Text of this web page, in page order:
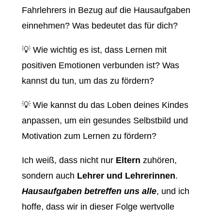
Fahrlehrers in Bezug auf die Hausaufgaben
einnehmen? Was bedeutet das für dich?
💡 Wie wichtig es ist, dass Lernen mit
positiven Emotionen verbunden ist? Was
kannst du tun, um das zu fördern?
💡 Wie kannst du das Loben deines Kindes
anpassen, um ein gesundes Selbstbild und
Motivation zum Lernen zu fördern?
Ich weiß, dass nicht nur Eltern zuhören,
sondern auch Lehrer und Lehrerinnen.
Hausaufgaben betreffen uns alle, und ich
hoffe, dass wir in dieser Folge wertvolle